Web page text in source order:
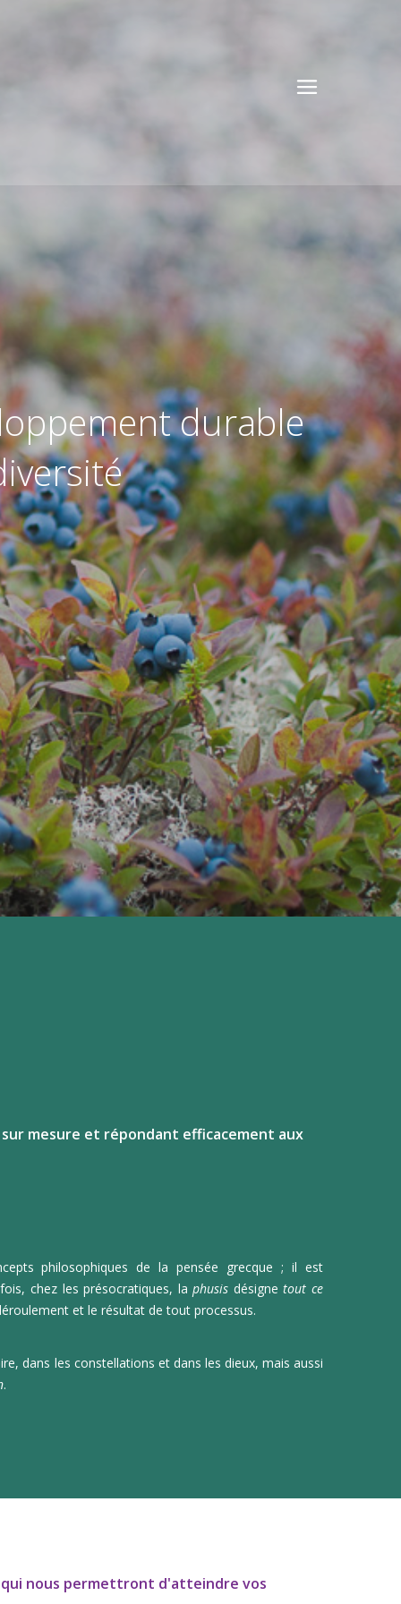
durable
mesure et répondant efficacement aux
philosophiques de la pensée grecque ; il est
chez les présocratiques, laphusis désignetout ce
et le résultat de tout processus.
dans les constellations et dans les dieux, mais aussi
.
nous permettront d'atteindre vos